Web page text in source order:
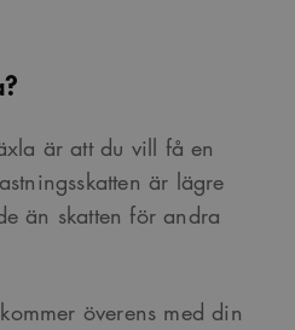
är att du vill få en
är lägre
än skatten för andra
överens med din